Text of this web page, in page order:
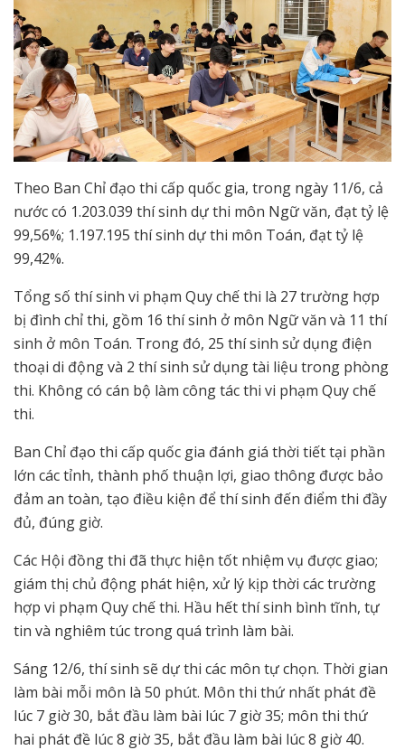
Theo Ban Chỉ đạo thi cấp quốc gia, trong ngày 11/6, cả
nước có 1.203.039 thí sinh dự thi môn Ngữ văn, đạt tỷ lệ
99,56%; 1.197.195 thí sinh dự thi môn Toán, đạt tỷ lệ
99,42%.
Tổng số thí sinh vi phạm Quy chế thi là 27 trường hợp
bị đình chỉ thi, gồm 16 thí sinh ở môn Ngữ văn và 11 thí
sinh ở môn Toán. Trong đó, 25 thí sinh sử dụng điện
thoại di động và 2 thí sinh sử dụng tài liệu trong phòng
thi. Không có cán bộ làm công tác thi vi phạm Quy chế
thi.
Ban Chỉ đạo thi cấp quốc gia đánh giá thời tiết tại phần
lớn các tỉnh, thành phố thuận lợi, giao thông được bảo
đảm an toàn, tạo điều kiện để thí sinh đến điểm thi đầy
đủ, đúng giờ.
Các Hội đồng thi đã thực hiện tốt nhiệm vụ được giao;
giám thị chủ động phát hiện, xử lý kịp thời các trường
hợp vi phạm Quy chế thi. Hầu hết thí sinh bình tĩnh, tự
tin và nghiêm túc trong quá trình làm bài.
Sáng 12/6, thí sinh sẽ dự thi các môn tự chọn. Thời gian
làm bài mỗi môn là 50 phút. Môn thi thứ nhất phát đề
lúc 7 giờ 30, bắt đầu làm bài lúc 7 giờ 35; môn thi thứ
hai phát đề lúc 8 giờ 35, bắt đầu làm bài lúc 8 giờ 40.